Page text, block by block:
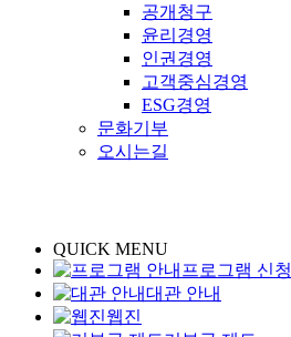
공개청구
윤리경영
인권경영
고객중심경영
ESG경영
문화기부
오시는길
QUICK MENU
프로그램 신청
대관 안내
웹진